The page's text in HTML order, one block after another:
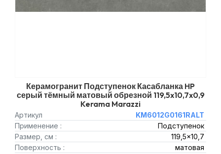
Керамогранит Подступенок Касабланка HP
серый тёмный матовый обрезной 119,5x10,7x0,9
Kerama Marazzi
Артикул
KM6012G0161RALT
Применение :
Подступенок
Размер, см :
119,5x10,7
Поверхность :
матовая